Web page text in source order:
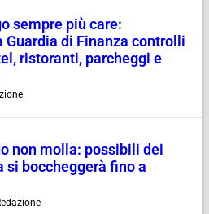
sempre più care:
Guardia di Finanza controlli
ristoranti, parcheggi e
non molla: possibili dei
si boccheggerà fino a